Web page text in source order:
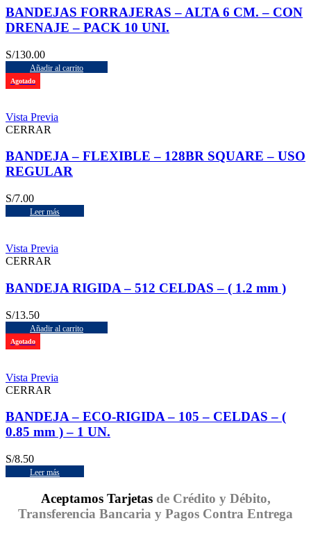
BANDEJAS FORRAJERAS – ALTA 6 CM. – CON
DRENAJE – PACK 10 UNI.
S/130.00
Añadir al carrito
Agotado
Vista Previa
CERRAR
BANDEJA – FLEXIBLE – 128BR SQUARE – USO
REGULAR
S/7.00
Leer más
Vista Previa
CERRAR
BANDEJA RIGIDA – 512 CELDAS – ( 1.2 mm )
S/13.50
Añadir al carrito
Agotado
Vista Previa
CERRAR
BANDEJA – ECO-RIGIDA – 105 – CELDAS – (
0.85 mm ) – 1 UN.
S/8.50
Leer más
Aceptamos Tarjetas de Crédito y Débito,
Transferencia Bancaria y Pagos Contra Entrega